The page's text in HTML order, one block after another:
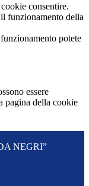
consentire.
funzionamento della
potete
essere
pagina della cookie
NEGRI”